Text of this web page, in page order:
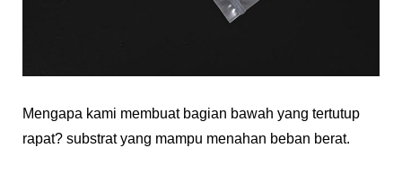
Mengapa kami membuat bagian bawah yang tertutup
rapat? substrat yang mampu menahan beban berat.